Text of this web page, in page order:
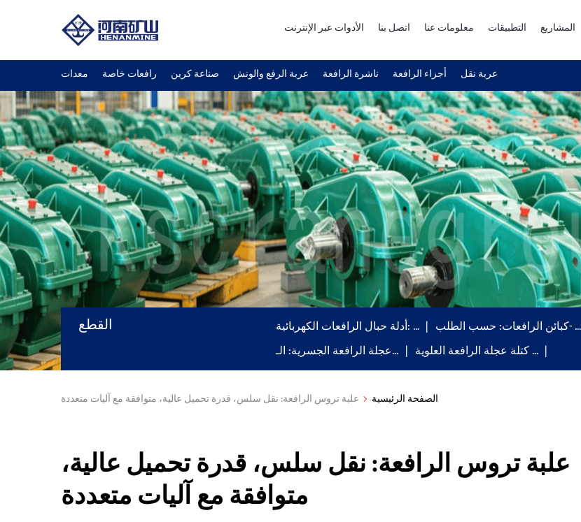
الأدوات عبر الإنترنت اتصل بنا معلومات عنا التطبيقات المشاريع
معدات رافعات خاصة صناعة كرين عربة الرفع والونش ناشرة الرافعة أجزاء الرافعة عربة نقل
القطع أدلة حبال الرافعات الكهربائية: … كبائن الرافعات: حسب الطلب- …
عجلة الرافعة الجسرية: الـ…
كتلة عجلة الرافعة العلوية …
الصفحة الرئيسية علبة تروس الرافعة: نقل سلس، قدرة تحميل عالية، متوافقة مع آليات متعددة
علبة تروس الرافعة: نقل سلس، قدرة تحميل عالية،
متوافقة مع آليات متعددة